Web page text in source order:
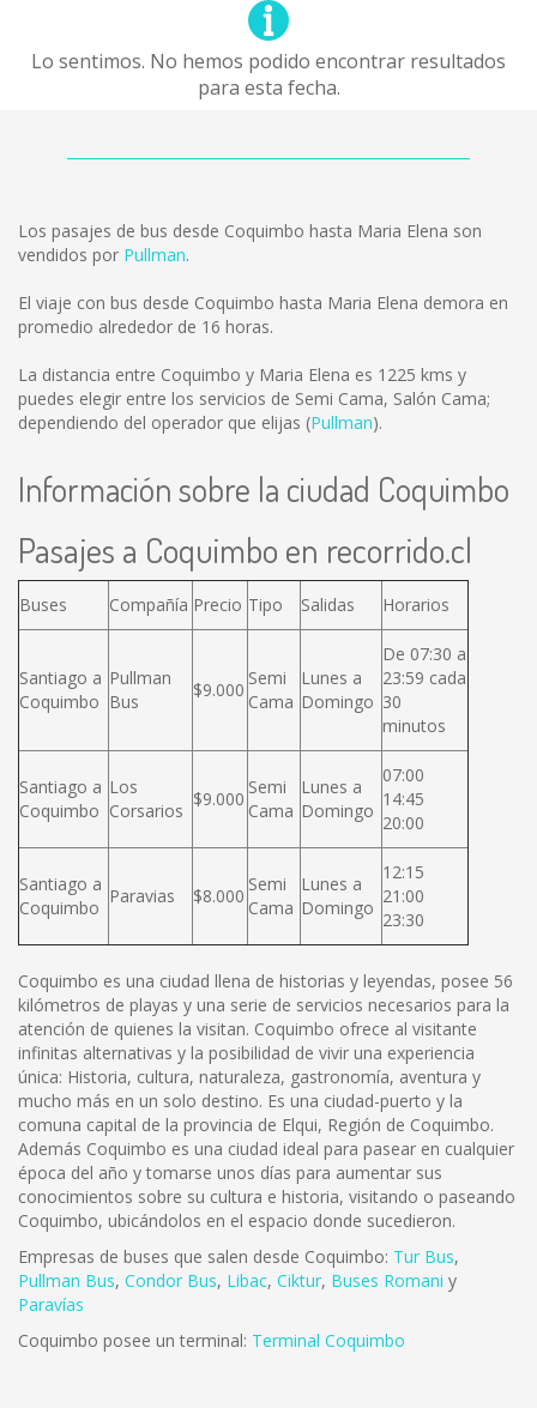
Lo sentimos. No hemos podido encontrar resultados
para esta fecha.
Los pasajes de bus desde Coquimbo hasta Maria Elena son
vendidos por Pullman.
El viaje con bus desde Coquimbo hasta Maria Elena demora en
promedio alrededor de 16 horas.
La distancia entre Coquimbo y Maria Elena es 1225 kms y
puedes elegir entre los servicios de Semi Cama, Salón Cama;
dependiendo del operador que elijas (Pullman).
Información sobre la ciudad Coquimbo
Pasajes a Coquimbo en recorrido.cl
Buses Compañía Precio Tipo Salidas Horarios
Santiago a
Coquimbo
Pullman
Bus
$9.000
Semi
Cama
Lunes a
Domingo
De 07:30 a
23:59 cada
30
minutos
Santiago a
Coquimbo
Los
Corsarios
$9.000
Semi
Cama
Lunes a
Domingo
07:00
14:45
20:00
Santiago a
Coquimbo
Paravias $8.000
Semi
Cama
Lunes a
Domingo
12:15
21:00
23:30
Coquimbo es una ciudad llena de historias y leyendas, posee 56
kilómetros de playas y una serie de servicios necesarios para la
atención de quienes la visitan. Coquimbo ofrece al visitante
infinitas alternativas y la posibilidad de vivir una experiencia
única: Historia, cultura, naturaleza, gastronomía, aventura y
mucho más en un solo destino. Es una ciudad-puerto y la
comuna capital de la provincia de Elqui, Región de Coquimbo.
Además Coquimbo es una ciudad ideal para pasear en cualquier
época del año y tomarse unos días para aumentar sus
conocimientos sobre su cultura e historia, visitando o paseando
Coquimbo, ubicándolos en el espacio donde sucedieron.
Empresas de buses que salen desde Coquimbo: Tur Bus,
Pullman Bus, Condor Bus, Libac, Ciktur, Buses Romani y
Paravías
Coquimbo posee un terminal: Terminal Coquimbo